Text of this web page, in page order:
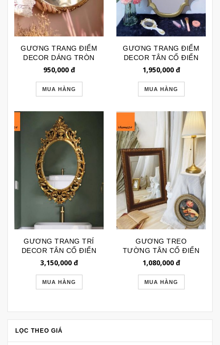
GƯƠNG TRANG ĐIỂM
DECOR DÁNG TRÒN
VINTAGE GTR196
950,000đ
MUA HÀNG
GƯƠNG TRANG ĐIỂM
DECOR TÂN CỔ ĐIỂN
GTR202
1,950,000đ
MUA HÀNG
GƯƠNG TRANG TRÍ
DECOR TÂN CỔ ĐIỂN
OVAL VÀNG ĐỒNG
3,150,000đ
MUA HÀNG
GƯƠNG TREO
TƯỜNG TÂN CỔ ĐIỂN
VIỀN NÂU SẪM CHẠM
1,080,000đ
MUA HÀNG
LỌC THEO GIÁ